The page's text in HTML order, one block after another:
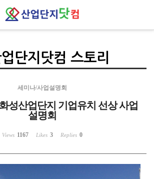
단지닷컴 스토리
세미나/사업설명회
성산업단지 기업유치 선상 사업
설명회
Views 1167 Likes 3 Replies 0